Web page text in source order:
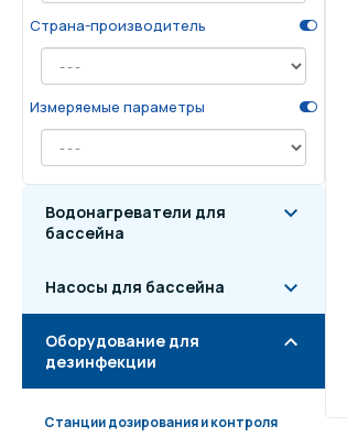
Инвентарь для отдыха
Системы безопасности
Страна-производитель
Измеряемые параметры
Водонагреватели для
бассейна
Насосы для бассейна
Оборудование для
дезинфекции
Станции дозирования и контроля